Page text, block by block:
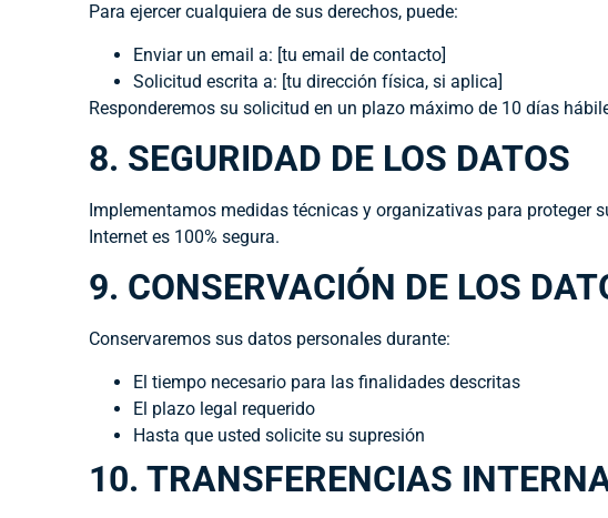
Para ejercer cualquiera de sus derechos, puede:
Enviar un email a: [tu email de contacto]
Solicitud escrita a: [tu dirección física, si aplica]
Responderemos su solicitud en un plazo máximo de 10 días
8. SEGURIDAD DE LOS DATOS
Implementamos medidas técnicas y organizativas para proteger
Internet es 100% segura.
9. CONSERVACIÓN DE LOS
Conservaremos sus datos personales durante:
El tiempo necesario para las finalidades descritas
El plazo legal requerido
Hasta que usted solicite su supresión
10. TRANSFERENCIAS